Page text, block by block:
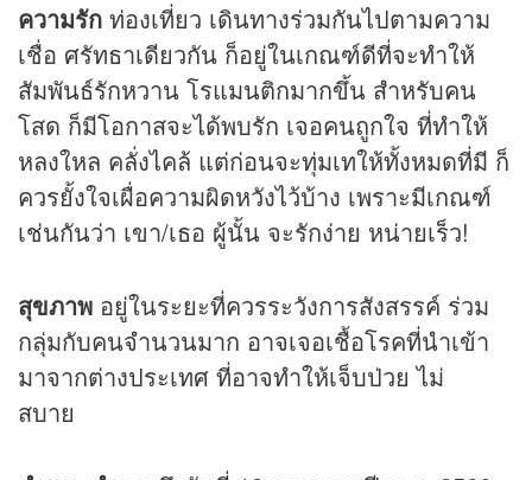
ความรัก ท่องเที่ยว เดินทางร่วมกันไปตามความ
เชื่อ ศรัทธาเดียวกัน ก็อยู่ในเกณฑ์ดีที่จะทำให้
สัมพันธ์รักหวาน โรแมนติกมากขึ้น สำหรับคน
โสด ก็มีโอกาสจะได้พบรัก เจอคนถูกใจ ที่ทำให้
หลงใหล คลั่งไคล้ แต่ก่อนจะทุ่มเทให้ทั้งหมดที่มี ก็
ควรยั้งใจเผื่อความผิดหวังไว้บ้าง เพราะมีเกณฑ์
เช่นกันว่า เขา/เธอ ผู้นั้น จะรักง่าย หน่ายเร็ว!
สุขภาพ อยู่ในระยะที่ควรระวังการสังสรรค์ ร่วม
กลุ่มกับคนจำนวนมาก อาจเจอเชื้อโรคที่นำเข้า
มาจากต่างประเทศ ที่อาจทำให้เจ็บป่วย ไม่
สบาย